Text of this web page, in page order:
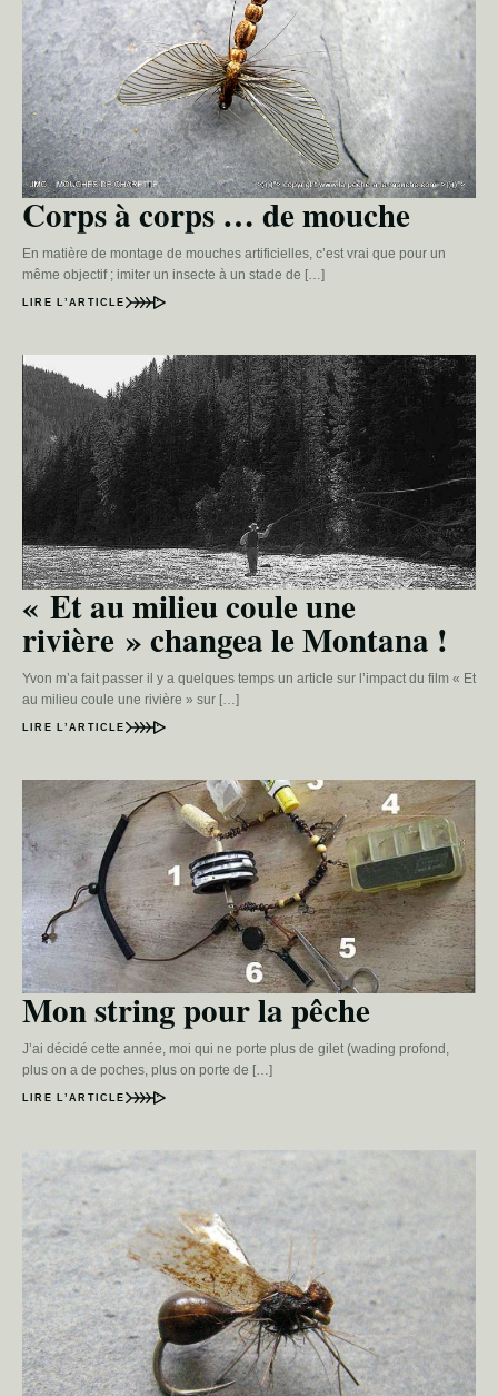
Corps à corps … de mouche
En matière de montage de mouches artificielles, c’est vrai que pour un
même objectif ; imiter un insecte à un stade de […]
LIRE L’ARTICLE
« Et au milieu coule une
rivière » changea le Montana !
Yvon m’a fait passer il y a quelques temps un article sur l’impact du film « Et
au milieu coule une rivière » sur […]
LIRE L’ARTICLE
Mon string pour la pêche
J’ai décidé cette année, moi qui ne porte plus de gilet (wading profond,
plus on a de poches, plus on porte de […]
LIRE L’ARTICLE